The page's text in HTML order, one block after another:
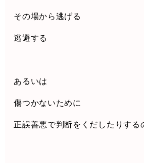
その場から逃げる
逃避する
あるいは
傷つかないために
正誤善悪で判断をくだしたりする